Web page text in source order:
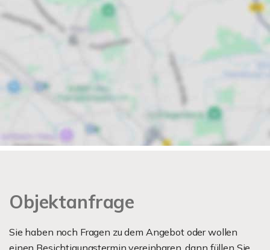
Objektanfrage
Sie haben noch Fragen zu dem Angebot oder wollen
einen Besichtigungstermin vereinbaren, dann füllen Sie